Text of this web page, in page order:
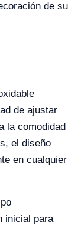
de su
de ajustar
la comodidad
el diseño
en cualquier
inicial para